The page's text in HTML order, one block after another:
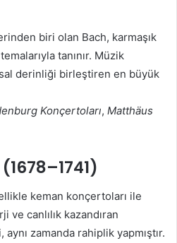
biri olan Bach, karmaşık
tanınır. Müzik
derinliği birleştiren en büyük
Konçertoları, Matthäus
keman konçertoları ile
ve canlılık kazandıran
zamanda rahiplik yapmıştır.